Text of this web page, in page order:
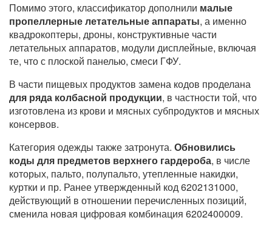
Помимо этого, классификатор дополнили малые
пропеллерные летательные аппараты, а именно
квадрокоптеры, дроны, конструктивные части
летательных аппаратов, модули дисплейные, включая
те, что с плоской панелью, смеси ГФУ.
В части пищевых продуктов замена кодов проделана
для ряда колбасной продукции, в частности той, что
изготовлена из крови и мясных субпродуктов и мясных
консервов.
Категория одежды также затронута. Обновились
коды для предметов верхнего гардероба, в числе
которых, пальто, полупальто, утепленные накидки,
куртки и пр. Ранее утвержденный код6202131000,
действующий в отношении перечисленных позиций,
сменила новая цифровая комбинация 6202400009.